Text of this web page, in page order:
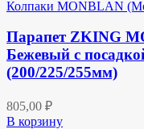
Колпаки MONBLAN
Парапет ZKING
Бежевый с
(200/225/255мм)
805,00 ₽
В корзину